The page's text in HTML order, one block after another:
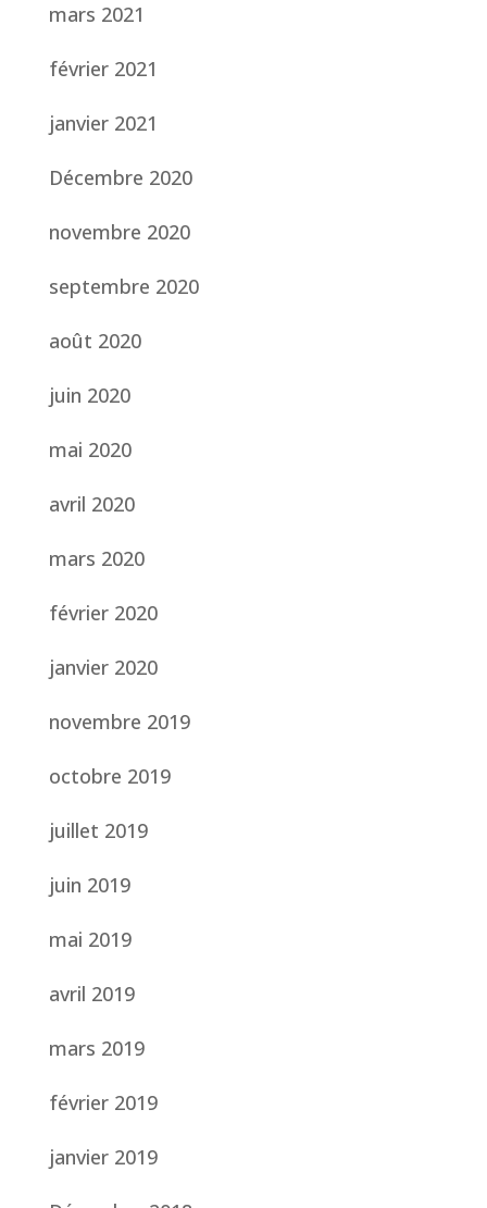
mars 2021
février 2021
janvier 2021
Décembre 2020
novembre 2020
septembre 2020
août 2020
juin 2020
mai 2020
avril 2020
mars 2020
février 2020
janvier 2020
novembre 2019
octobre 2019
juillet 2019
juin 2019
mai 2019
avril 2019
mars 2019
février 2019
janvier 2019